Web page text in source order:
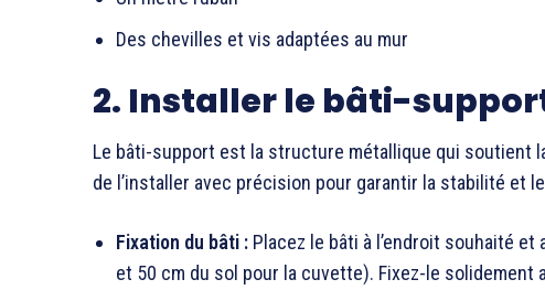
Des chevilles et vis adaptées au mur
2. Installer le bâti-
Le bâti-support est la structure métallique qui soutient
de l’installer avec précision pour garantir la stabilité et
Fixation du bâti : Placez le bâti à l’endroit souhaité
et 50 cm du sol pour la cuvette). Fixez-le solidement